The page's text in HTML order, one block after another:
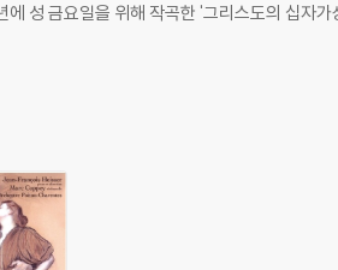
성 금요일을 위해 작곡한 '그리스도의 십자가